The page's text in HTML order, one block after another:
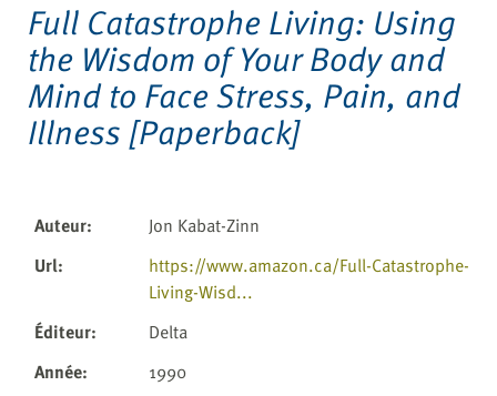
Full Catastrophe Living: Using
the Wisdom of Your Body and
Mind to Face Stress, Pain, and
Illness [Paperback]
Auteur:
Jon Kabat-Zinn
Url:
https://www.amazon.ca/Full-Catastrophe-
Living-Wisd...
Éditeur:
Delta
Année:
1990